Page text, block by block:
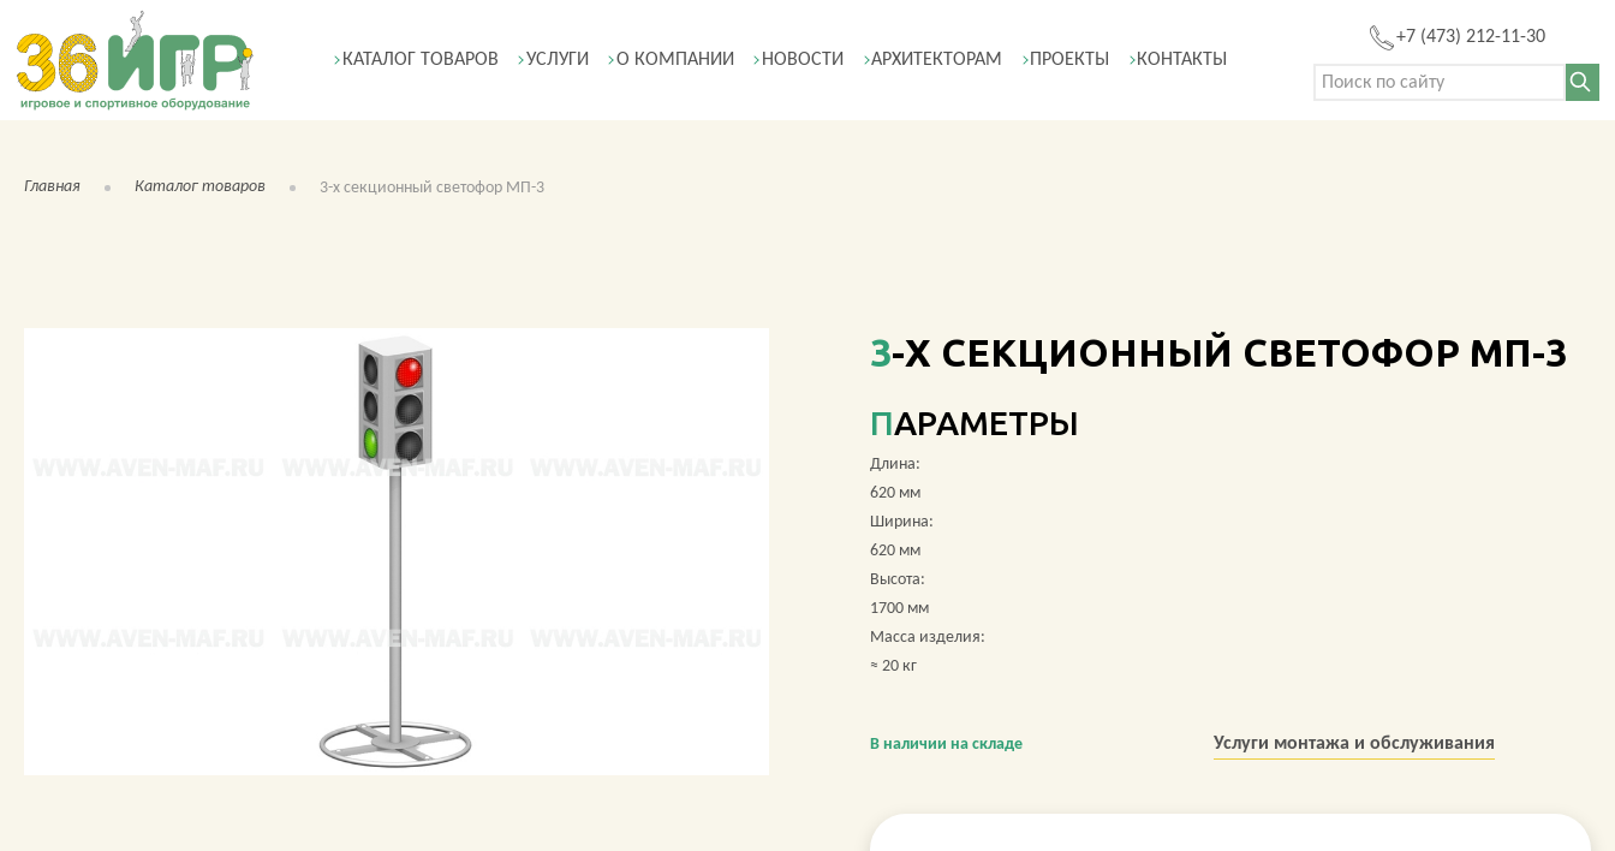
КАТАЛОГ ТОВАРОВ УСЛУГИ О КОМПАНИИ НОВОСТИ АРХИТЕКТОРАМ ПРОЕКТЫ КОНТАКТЫ
+7 (473) 212-11-30
Поиск:
Главная Каталог товаров 3-х секционный светофор МП-3
3-Х СЕКЦИОННЫЙ СВЕТОФОР МП-3
ПАРАМЕТРЫ
Длина:
620 мм
Ширина:
620 мм
Высота:
1700 мм
Масса изделия:
≈ 20 кг
В наличии на складе Услуги монтажа и обслуживания